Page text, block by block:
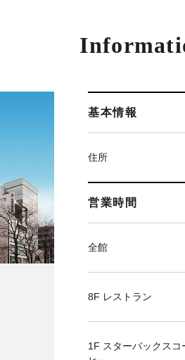
基本情報
住所
営業時間
全館
8F レストラン
1F スターバックスコ